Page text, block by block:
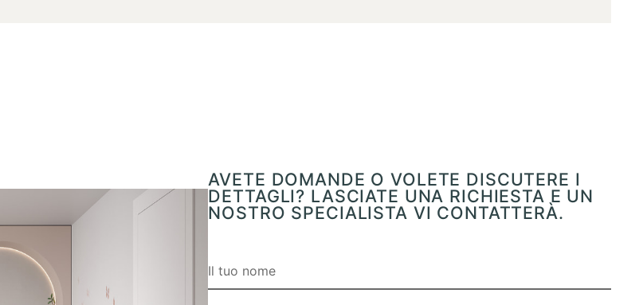
AVETE DOMANDE O VOLETE DISCUTERE I
DETTAGLI? LASCIATE UNA RICHIESTA E UN
NOSTRO SPECIALISTA VI CONTATTERÀ.